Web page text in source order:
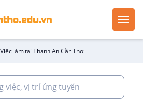
Việc làm tại Thạnh An Cần Thơ